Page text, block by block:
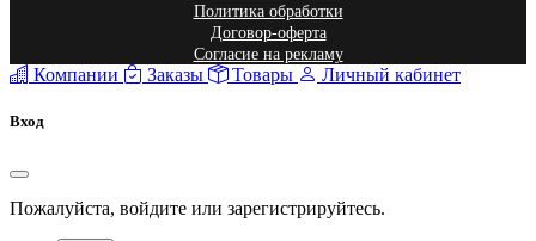
Политика обработки
Договор-оферта
Согласие на рекламу
Компании Заказы Товары Личный кабинет
Вход
Пожалуйста, войдите или зарегистрируйтесь.